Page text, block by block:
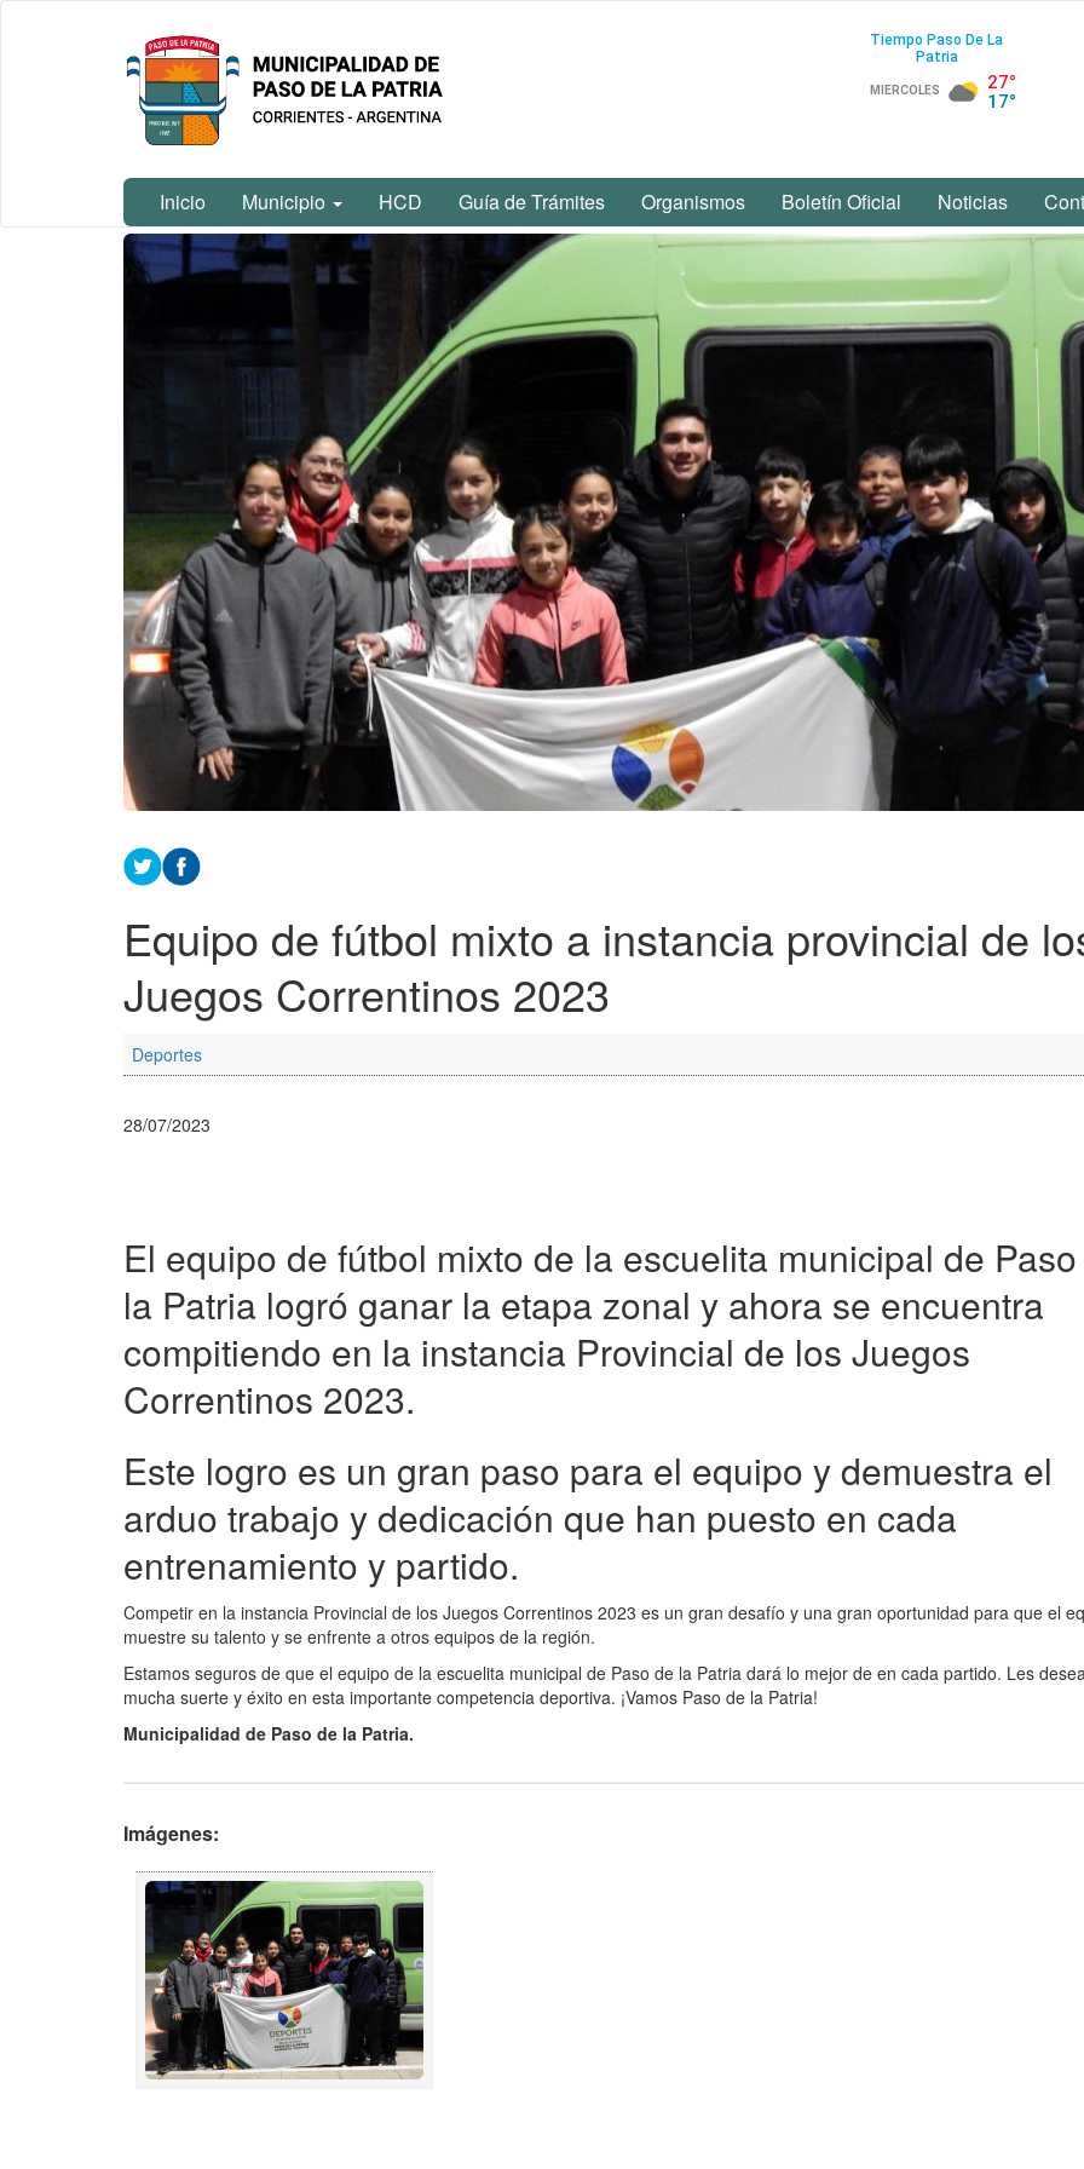
Municipalidad
de Paso De
La Patria
Inicio Municipio HCD Guía de Trámites Organismos Boletín Oficial Noticias
Contenido
principal
Equipo de fútbol mixto a instancia provincial de
Juegos Correntinos 2023
Deportes
28/07/2023
El equipo de fútbol mixto de la escuelita municipal de
la Patria logró ganar la etapa zonal y ahora se encuentra
compitiendo en la instancia Provincial de los Juegos
Correntinos 2023.
Este logro es un gran paso para el equipo y demuestra el
arduo trabajo y dedicación que han puesto en cada
entrenamiento y partido.
Competir en la instancia Provincial de los Juegos Correntinos 2023 es un gran desafío y una gran oportunidad para que el
muestre su talento y se enfrente a otros equipos de la región.
Estamos seguros de que el equipo de la escuelita municipal de Paso de la Patria dará lo mejor de en cada partido. Les
mucha suerte y éxito en esta importante competencia deportiva. ¡Vamos Paso de la Patria!
Municipalidad de Paso de la Patria.
Imágenes: